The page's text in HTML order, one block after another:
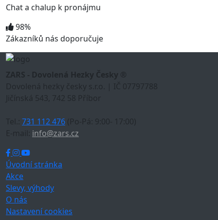
Chat a chalup k pronájmu
98%
Zákazníků nás doporučuje
ZARS - Dovolená Hezky Česky ®
Dovolená hezky česky s.r.o. | IČ 07797788
Jičínská 543, 742 58 Příbor
Tel.: 731 112 476 (Po-Pá: 9:00- 17:00)
E-mail: info@zars.cz
Úvodní stránka
Akce
Slevy, výhody
O nás
Nastavení cookies